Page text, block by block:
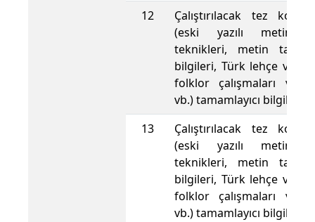
12
Çalıştırılacak tez
(eski yazılı
teknikleri, metin
bilgileri, Türk lehçe ve
folklor çalışmaları ve
vb.) tamamlayıcı bilgiler
13
Çalıştırılacak tez
(eski yazılı
teknikleri, metin
bilgileri, Türk lehçe ve
folklor çalışmaları ve
vb.) tamamlayıcı bilgiler